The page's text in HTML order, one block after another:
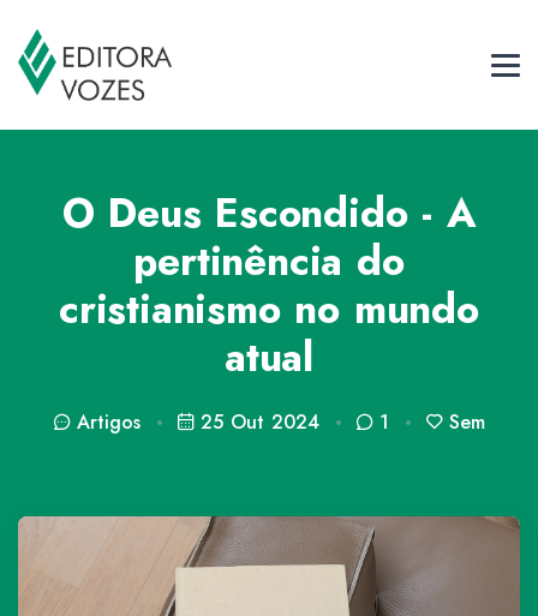
O Deus Escondido - A
pertinência do
cristianismo no mundo
atual
Artigos 25 Out 2024 1 Sem